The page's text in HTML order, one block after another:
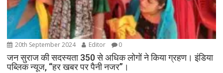
20th September 2024 Editor 0
जन सुराज की सदस्यता 350 से अधिक लोगों ने किया ग्रहण। इंडिया
पब्लिक न्यूज, “हर खबर पर पैनी नजर”।